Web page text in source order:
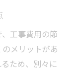
工事費用の節
メリットがあ
ため、別々に